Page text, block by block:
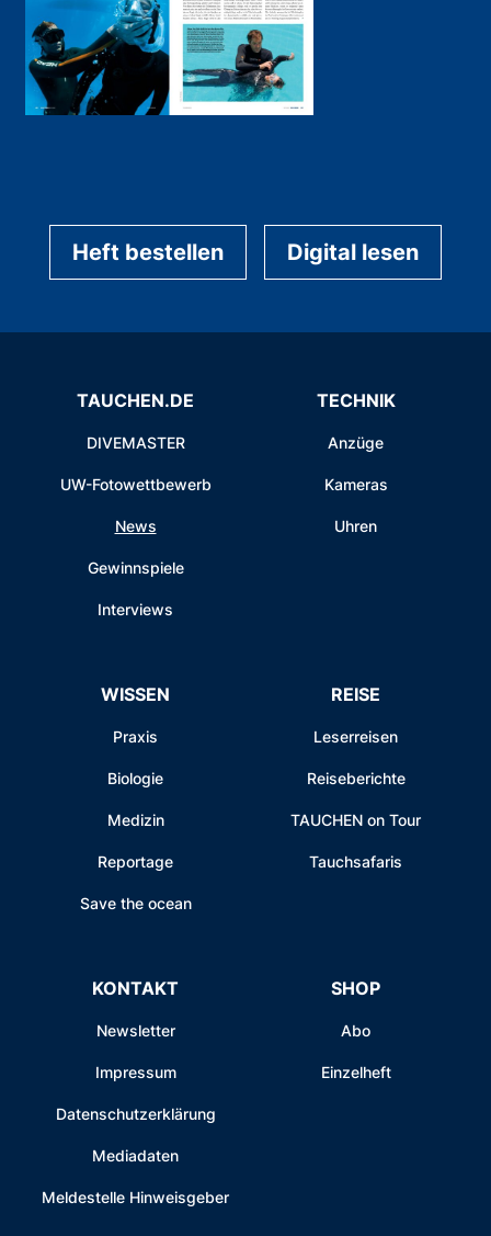
Heft bestellen Digital lesen
TAUCHEN.DE
DIVEMASTER
UW-Fotowettbewerb
News
Gewinnspiele
Interviews
TECHNIK
Anzüge
Kameras
Uhren
WISSEN
Praxis
Biologie
Medizin
Reportage
Save the ocean
REISE
Leserreisen
Reiseberichte
TAUCHEN on Tour
Tauchsafaris
KONTAKT
Newsletter
Impressum
Datenschutzerklärung
Mediadaten
Meldestelle Hinweisgeber
SHOP
Abo
Einzelheft